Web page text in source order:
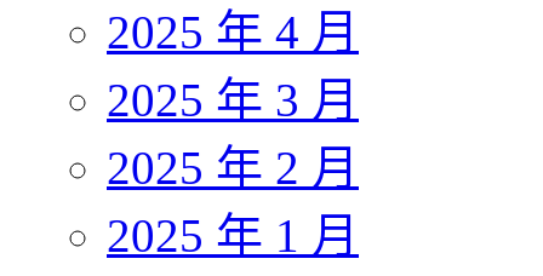
2025 年 4 月
2025 年 3 月
2025 年 2 月
2025 年 1 月